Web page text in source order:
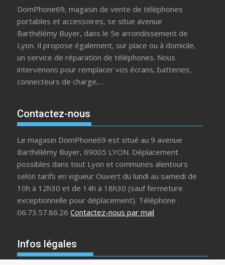
DomPhone69, magasin de vente de téléphones
portables et accessoires, se situe avenue
Barthélémy Buyer, dans le 5e arrondissement de
Lyon. Il propose également, sur place ou à domicile,
un service de réparation de téléphones. Nous
intervenons pour remplacer vos écrans, batteries,
connecteurs de charge,…
Contactez-nous
Le magasin DomPhone69 est situé au 9 avenue
Barthélémy Buyer, 69005 LYON. Déplacement
possibles dans tout Lyon et communes alentours
selon tarifs en vigueur Ouvert du lundi au samedi de
10h à 12h30 et de 14h à 18h30 (sauf fermeture
exceptionnelle pour déplacement). Téléphone :
06.73.57.86.26Contactez-nous par mail
Infos légales